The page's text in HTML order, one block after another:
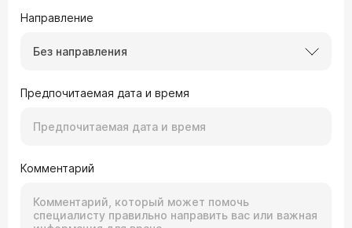
Направление
Без направления
Предпочитаемая дата и время
Комментарий